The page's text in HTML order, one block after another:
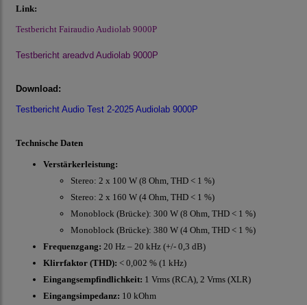
Link:
Testbericht Fairaudio Audiolab 9000P
Testbericht areadvd Audiolab 9000P
Download:
Testbericht Audio Test 2-2025 Audiolab 9000P
Technische Daten
Verstärkerleistung:
Stereo: 2 x 100 W (8 Ohm, THD < 1 %)
Stereo: 2 x 160 W (4 Ohm, THD < 1 %)
Monoblock (Brücke): 300 W (8 Ohm, THD < 1 %)
Monoblock (Brücke): 380 W (4 Ohm, THD < 1 %)
Frequenzgang: 20 Hz – 20 kHz (+/- 0,3 dB)
Klirrfaktor (THD): < 0,002 % (1 kHz)
Eingangsempfindlichkeit: 1 Vrms (RCA), 2 Vrms (XLR)
Eingangsimpedanz: 10 kOhm